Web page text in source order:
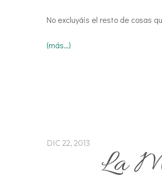
No excluyáis el resto de cosas
(más…)
DIC 22, 2013
La